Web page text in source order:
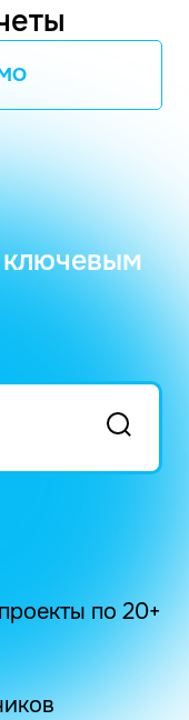
ключевым
по 20+